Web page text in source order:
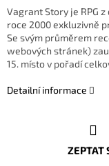
Vagrant Story je RPG
roce 2000 exkluzivně
Se svým průměrem
webových stránek)
15. místo v pořadí
Detailní informace
ZEPTAT